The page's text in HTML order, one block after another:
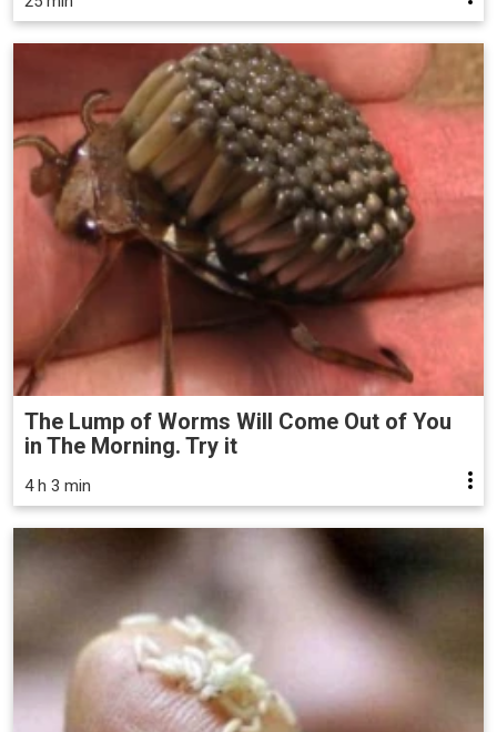
The Lump of Worms Will Come Out of You
in The Morning. Try it
4 h 3 min